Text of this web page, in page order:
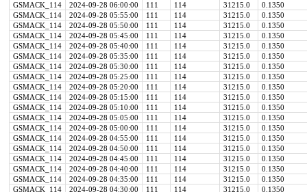
GSMACK_114
2024-09-28 06:00:00 111 114 31215.0
0.1350
GSMACK_114
2024-09-28 05:55:00 111 114 31215.0
0.1350
GSMACK_114
2024-09-28 05:50:00 111 114 31215.0
0.1350
GSMACK_114
2024-09-28 05:45:00 111 114 31215.0
0.1350
GSMACK_114
2024-09-28 05:40:00 111 114 31215.0
0.1350
GSMACK_114
2024-09-28 05:35:00 111 114 31215.0
0.1350
GSMACK_114
2024-09-28 05:30:00 111 114 31215.0
0.1350
GSMACK_114
2024-09-28 05:25:00 111 114 31215.0
0.1350
GSMACK_114
2024-09-28 05:20:00 111 114 31215.0
0.1350
GSMACK_114
2024-09-28 05:15:00 111 114 31215.0
0.1350
GSMACK_114
2024-09-28 05:10:00 111 114 31215.0
0.1350
GSMACK_114
2024-09-28 05:05:00 111 114 31215.0
0.1350
GSMACK_114
2024-09-28 05:00:00 111 114 31215.0
0.1350
GSMACK_114
2024-09-28 04:55:00 111 114 31215.0
0.1350
GSMACK_114
2024-09-28 04:50:00 111 114 31215.0
0.1350
GSMACK_114
2024-09-28 04:45:00 111 114 31215.0
0.1350
GSMACK_114
2024-09-28 04:40:00 111 114 31215.0
0.1350
GSMACK_114
2024-09-28 04:35:00 111 114 31215.0
0.1350
GSMACK_114
2024-09-28 04:30:00 111 114 31215.0
0.1350